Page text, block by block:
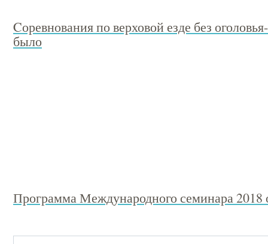
Cоревнования по верховой езде без
было
Программа Международного семинара 2018